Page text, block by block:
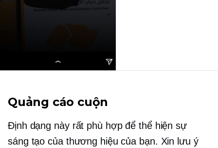
Quảng cáo cuộn
Định dạng này rất phù hợp để thể hiện sự
sáng tạo của thương hiệu của bạn. Xin lưu ý